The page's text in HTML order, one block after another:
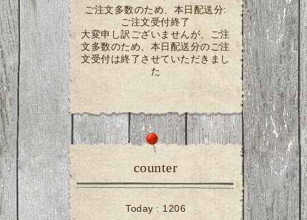
ご注文多数のため、本日配送分:
ご注文受付終了
大変申し訳ございませんが、ご注
文多数のため、本日配送分のご注
文受付は終了させていただきまし
た
counter
Today : 1206